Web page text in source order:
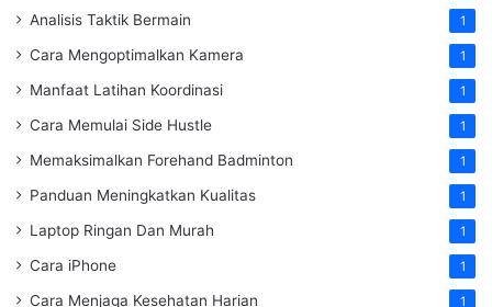
Analisis Taktik Bermain 1
Cara Mengoptimalkan Kamera 1
Manfaat Latihan Koordinasi 1
Cara Memulai Side Hustle 1
Memaksimalkan Forehand Badminton 1
Panduan Meningkatkan Kualitas 1
Laptop Ringan Dan Murah 1
Cara iPhone 1
Cara Menjaga Kesehatan Harian 1